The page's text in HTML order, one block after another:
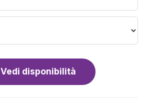
Vedi disponibilità